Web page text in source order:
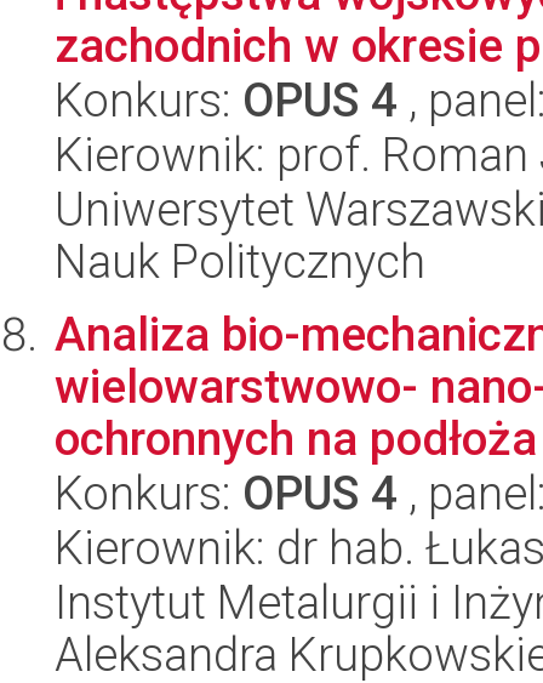
zachodnich w okresie
Konkurs: OPUS 4 ,
Kierownik: prof.
Uniwersytet
Nauk Politycznych
Analiza bio-
wielowarstwowo-
ochronnych na
Konkurs: OPUS 4 ,
Kierownik: dr hab.
Instytut Metalurgii i
Aleksandra